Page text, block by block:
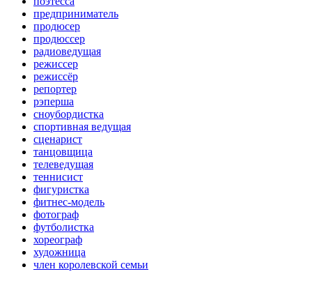
предприниматель
продюсер
продюссер
радиоведущая
режиссер
режиссёр
репортер
рэперша
сноубордистка
спортивная ведущая
сценарист
танцовщица
телеведущая
теннисист
фигуристка
фитнес-модель
фотограф
футболистка
хореограф
художница
член королевской семьи